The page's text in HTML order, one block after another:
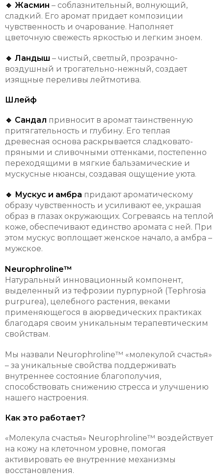
🔹 Жасмин – соблазнительный, волнующий,
сладкий. Его аромат придает композиции
чувственность и очарование. Наполняет
цветочную свежесть яркостью и легким зноем.
🔹 Ландыш – чистый, светлый, прозрачно-
воздушный и трогательно-нежный, создает
изящные переливы лейтмотива.
Шлейф
🔹 Сандал привносит в аромат таинственную
притягательность и глубину. Его теплая
древесная основа раскрывается сладковато-
пряными и сливочными оттенками, постепенно
переходящими в мягкие бальзамические и
мускусные нюансы, создавая ощущение уюта.
🔹 Мускус и амбра придают ароматическому
образу чувственность и усиливают ее, украшая
образ в глазах окружающих. Согреваясь на теплой
коже, обеспечивают единство аромата с ней. При
этом мускус воплощает женское начало, а амбра –
мужское.
Neurophroline™
Натуральный инновационный компонент,
выделенный из тефрозии пурпурной (Tephrosia
purpurea), целебного растения, веками
применяющегося в аюрведических практиках
благодаря своим уникальным терапевтическим
свойствам.
Мы назвали Neurophroline™ «молекулой счастья»
– за уникальные свойства поддерживать
внутреннее состояние благополучия,
способствовать снижению стресса и улучшению
нашего настроения.
Как это работает?
«Молекула счастья» Neurophroline™ воздействует
на кожу на клеточном уровне, помогая
активировать ее внутренние механизмы
восстановления.